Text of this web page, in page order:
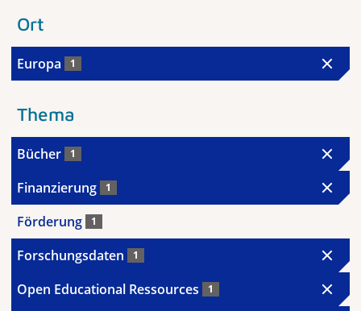
Ort
Europa 1
Thema
Bücher 1
Finanzierung 1
Förderung 1
Forschungsdaten 1
Open Educational Ressources 1